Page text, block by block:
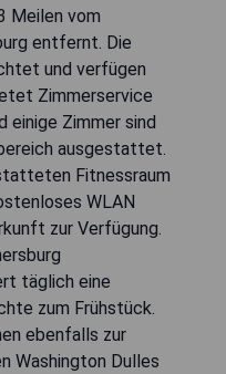
Meilen vom
entfernt. Die
und verfügen
Zimmerservice
einige Zimmer sind
ausgestattet.
Fitnessraum
WLAN
zur Verfügung.
täglich eine
zum Frühstück.
ebenfalls zur
Washington Dulles